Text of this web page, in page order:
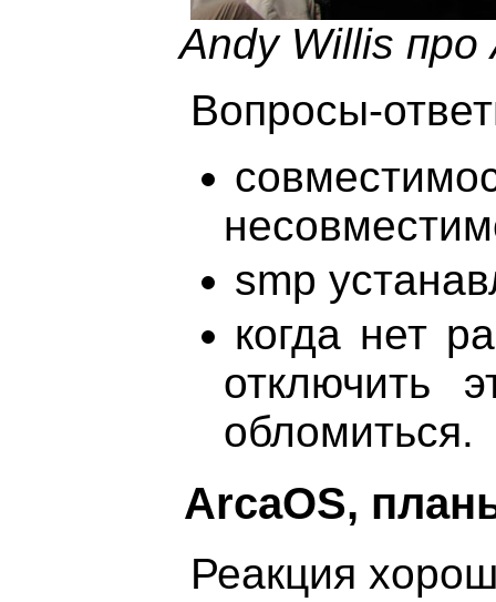
Andy Willis про
Вопросы-
smp
когда нет
отключить
обломиться.
ArcaOS,
Реакция